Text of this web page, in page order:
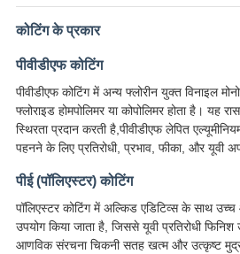
कोटिंग के प्रकार
पीवीडीएफ कोटिंग
पीवीडीएफ कोटिंग में अन्य फ्लोरीन युक्त विनाइल
फ्लोराइड होमपोलिमर या कोपोलिमर होता है। यह
स्थिरता प्रदान करती है,पीवीडीएफ लेपित
पहनने के लिए प्रतिरोधी, प्रभाव, फीका, और यूवी
पीई (पॉलिएस्टर) कोटिंग
पॉलिएस्टर कोटिंग में अल्किड एडिटिव्स के साथ
उपयोग किया जाता है, जिससे यूवी प्रतिरोधी
आणविक संरचना चिकनी सतह खत्म और उत्कृष्ट